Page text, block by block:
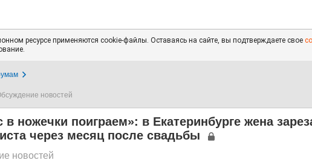
ресурсе применяются cookie-файлы. Оставаясь на сайте, вы подтверждаете свое
новостей
в ножечки поиграем»: в Екатеринбурге жена
через месяц после свадьбы
новостей